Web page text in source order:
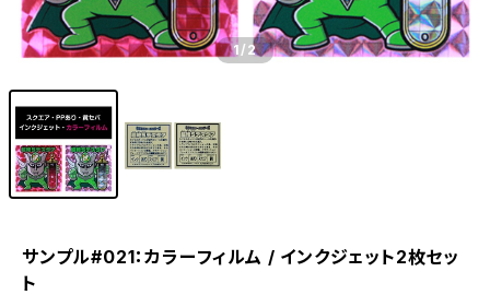
1 /2
サンプル#021：カラーフィルム / インクジェット2枚セッ
ト